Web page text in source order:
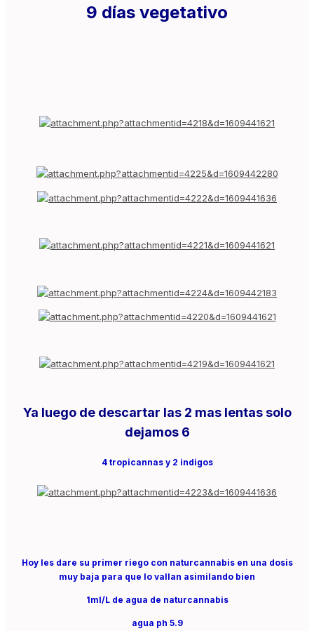
9 días vegetativo
Ya luego de descartar las 2 mas lentas solo
dejamos 6
4 tropicannas y 2 indigos
Hoy les dare su primer riego con naturcannabis en una dosis
muy baja para que lo vallan asimilando bien
1ml/L de agua de naturcannabis
agua ph 5.9